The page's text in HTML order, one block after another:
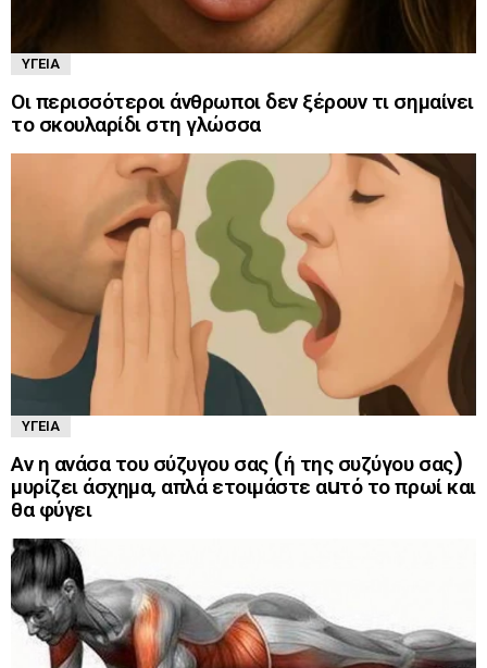
ΥΓΕΊΑ
Οι περισσότεροι άνθρωποι δεν ξέρουν τι σημαίνει
το σκουλαρίδι στη γλώσσα
ΥΓΕΊΑ
Αν η ανάσα του σύζυγου σας (ή της συζύγου σας)
μυρίζει άσχημα, απλά ετοιμάστε αuτό το πρωί και
θα φύγει